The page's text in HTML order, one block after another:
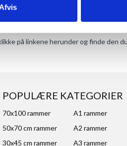
på linkene herunder og finde den
POPULÆRE KATEGORIER
70x100 rammer
A1 rammer
50x70 cm rammer
A2 rammer
30x45 cm rammer
A3 rammer